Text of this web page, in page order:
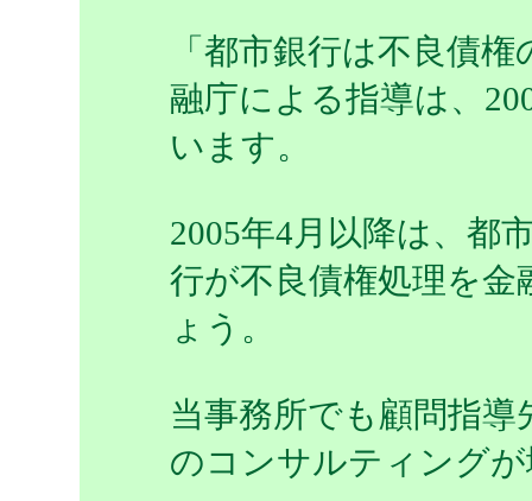
「都市銀行は不良債
融庁による指導は、
います。
2005年4月以降は、都
行が不良債権処理を
ょう。
当事務所でも顧問指
のコンサルティング